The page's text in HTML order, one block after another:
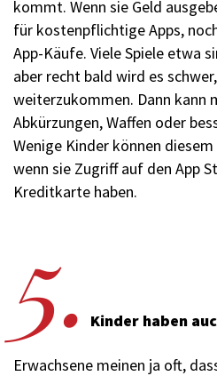
kommt. Wenn sie Geld
für kostenpflichtige Apps,
App-Käufe. Viele Spiele etwa
aber recht bald wird es
weiterzukommen. Dann kann
Abkürzungen, Waffen oder
Wenige Kinder können
wenn sie Zugriff auf den App
Kreditkarte haben.
5. Kinder haben
Erwachsene meinen ja oft,